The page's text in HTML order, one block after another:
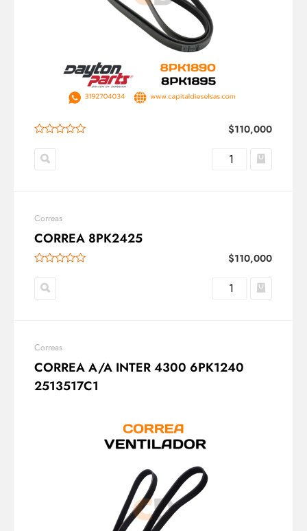
$110,000
Correas
CORREA 8PK2425
$110,000
Correas
CORREA A/A INTER 4300 6PK1240
2513517C1